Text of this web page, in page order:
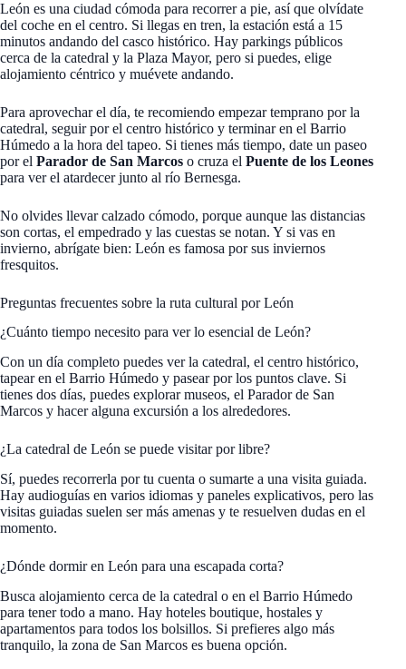
León es una ciudad cómoda para recorrer a pie, así que olvídate
del coche en el centro. Si llegas en tren, la estación está a 15
minutos andando del casco histórico. Hay parkings públicos
cerca de la catedral y la Plaza Mayor, pero si puedes, elige
alojamiento céntrico y muévete andando.
Para aprovechar el día, te recomiendo empezar temprano por la
catedral, seguir por el centro histórico y terminar en el Barrio
Húmedo a la hora del tapeo. Si tienes más tiempo, date un paseo
por el Parador de San Marcos o cruza el Puente de los Leones
para ver el atardecer junto al río Bernesga.
No olvides llevar calzado cómodo, porque aunque las distancias
son cortas, el empedrado y las cuestas se notan. Y si vas en
invierno, abrígate bien: León es famosa por sus inviernos
fresquitos.
Preguntas frecuentes sobre la ruta cultural por León
¿Cuánto tiempo necesito para ver lo esencial de León?
Con un día completo puedes ver la catedral, el centro histórico,
tapear en el Barrio Húmedo y pasear por los puntos clave. Si
tienes dos días, puedes explorar museos, el Parador de San
Marcos y hacer alguna excursión a los alrededores.
¿La catedral de León se puede visitar por libre?
Sí, puedes recorrerla por tu cuenta o sumarte a una visita guiada.
Hay audioguías en varios idiomas y paneles explicativos, pero las
visitas guiadas suelen ser más amenas y te resuelven dudas en el
momento.
¿Dónde dormir en León para una escapada corta?
Busca alojamiento cerca de la catedral o en el Barrio Húmedo
para tener todo a mano. Hay hoteles boutique, hostales y
apartamentos para todos los bolsillos. Si prefieres algo más
tranquilo, la zona de San Marcos es buena opción.